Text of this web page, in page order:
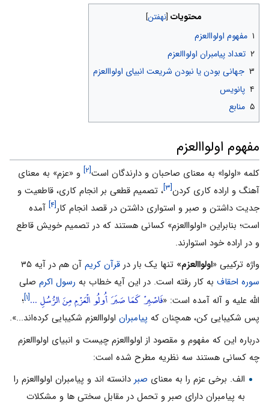
محتویات
۱ مفهوم اولواالعزم
۲ تعداد پیامبران اولواالعزم
۳ جهانی بودن یا نبودن شریعت انبیای اولواالعزم
۴ پانویس
۵ منابع
مفهوم اولواالعزم
کلمه «اولوا» به معناى صاحبان و دارندگان است[۲]
و «عزم» به معناى
آهنگ و اراده کارى کردن[۳]
، تصمیم قطعى بر انجام کارى، قاطعیت و
جدیت داشتن و صبر و استوارى داشتن در قصد انجام کار[۴]
آمده
است؛ بنابراین «اولواالعزم» کسانى هستند که در تصمیم خویش قاطع
و در اراده خود استوارند.
واژه ترکیبى «اولواالعزم» تنها یک بار در قرآن کریم آن هم در آیه ۳۵
سوره احقاف به کار رفته است. در این آیه خطاب به رسول اکرم صلى
الله علیه و آله آمده است: «فَاصْبِرْ كَمَا صَبَرَ أُولُو الْعَزْمِ مِنَ الرُّسُلِ ...[۱] ؛
پس شکیبایى کن، همچنان‌ که پیامبران اولواالعزم شکیبایى کرده‌اند...».
درباره این که مفهوم و مقصود از اولواالعزم چیست و انبیاى اولواالعزم
چه کسانى هستند سه نظریه مطرح شده است:
الف. برخى عزم را به معناى صبردانسته اند و پیامبران اولواالعزم را
به پیامبران داراى صبر و تحمل در مقابل سختى ها و مشکلات